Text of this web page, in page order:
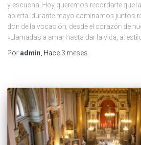
y escucha. Hoy queremos recordarte que
abierta: durante mayo caminamos juntos
don de la vocación, desde el corazón de
«Llamadas a amar hasta dar la vida, al
Poradmin , Hace 3 meses